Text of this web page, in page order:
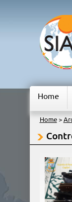
Home
Home>